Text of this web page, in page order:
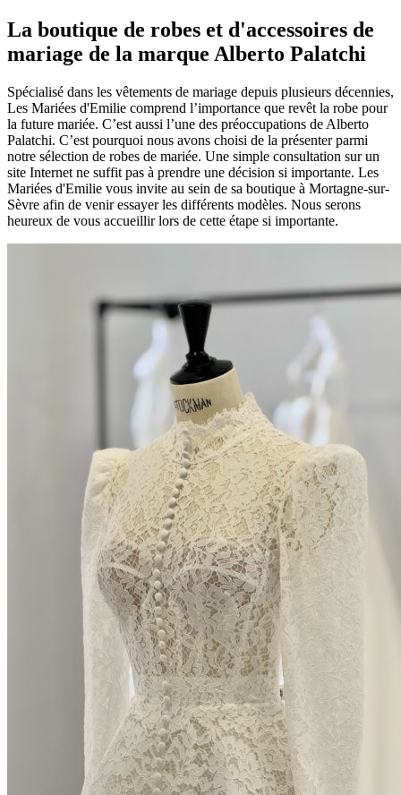
La boutique de robes et d'accessoires de
mariage de la marque Alberto Palatchi
Spécialisé dans les vêtements de mariage depuis plusieurs décennies,
Les Mariées d'Emilie comprend l’importance que revêt la robe pour
la future mariée. C’est aussi l’une des préoccupations de Alberto
Palatchi. C’est pourquoi nous avons choisi de la présenter parmi
notre sélection de robes de mariée. Une simple consultation sur un
site Internet ne suffit pas à prendre une décision si importante. Les
Mariées d'Emilie vous invite au sein de sa boutique à Mortagne-sur-
Sèvre afin de venir essayer les différents modèles. Nous serons
heureux de vous accueillir lors de cette étape si importante.